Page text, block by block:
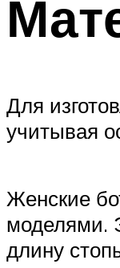
Для
учитывая
Женские
моделями.
длину